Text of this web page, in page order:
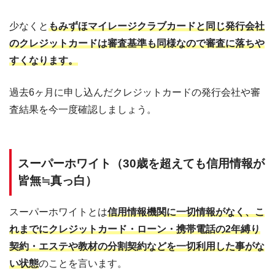
少なくともみずほマイレージクラブカードと同じ発行会社
のクレジットカードは審査基準も同様なので審査に落ちや
すくなります。
過去6ヶ月に申し込んだクレジットカードの発行会社や審
査結果を今一度確認しましょう。
スーパーホワイト（30歳を超えても信用情報が
皆無≒真っ白）
スーパーホワイトとは信用情報機関に一切情報がなく、こ
れまでにクレジットカード・ローン・携帯電話の2年縛り
契約・エステや教材の分割契約などを一切利用した事がな
い状態のことを言います。